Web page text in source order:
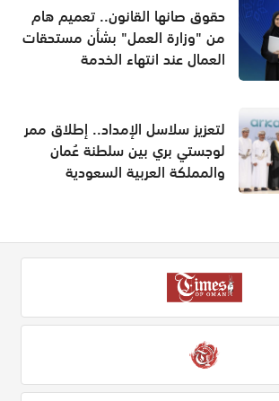
حقوق صانها القانون.. تعميم هام
من "وزارة العمل" بشأن مستحقات
العمال عند انتهاء الخدمة
لتعزيز سلاسل الإمداد.. إطلاق ممر
لوجستي بري بين سلطنة عُمان
والمملكة العربية السعودية